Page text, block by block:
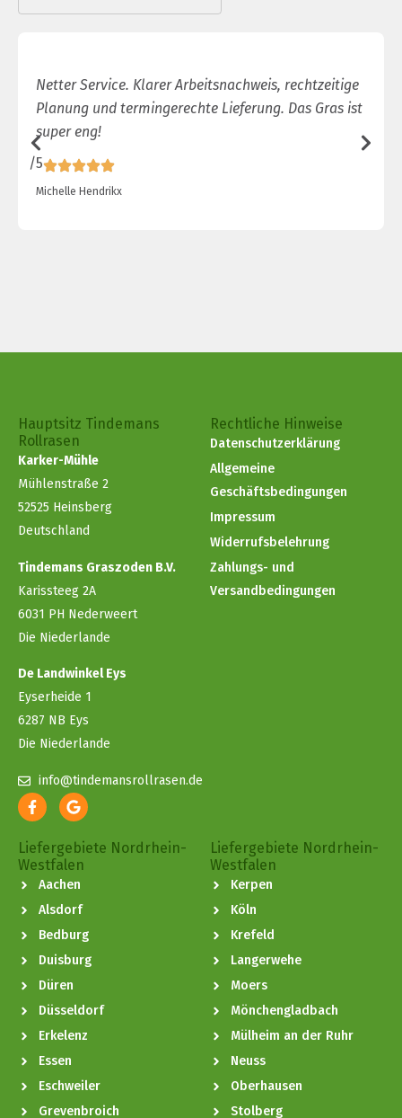
Netter Service. Klarer Arbeitsnachweis, rechtzeitige
Planung und termingerechte Lieferung. Das Gras ist
super eng!
/5
Michelle Hendrikx
Hauptsitz Tindemans
Rollrasen
Karker-Mühle
Mühlenstraße 2
52525 Heinsberg
Deutschland
Tindemans Graszoden B.V.
Karissteeg 2A
6031 PH Nederweert
Die Niederlande
De Landwinkel Eys
Eyserheide 1
6287 NB Eys
Die Niederlande
info@tindemansrollrasen.de
Rechtliche Hinweise
Datenschutzerklärung
Allgemeine
Geschäftsbedingungen
Impressum
Widerrufsbelehrung
Zahlungs- und
Versandbedingungen
Liefergebiete Nordrhein-
Westfalen
Aachen
Alsdorf
Bedburg
Duisburg
Düren
Düsseldorf
Erkelenz
Essen
Eschweiler
Grevenbroich
Liefergebiete Nordrhein-
Westfalen
Kerpen
Köln
Krefeld
Langerwehe
Moers
Mönchengladbach
Mülheim an der Ruhr
Neuss
Oberhausen
Stolberg